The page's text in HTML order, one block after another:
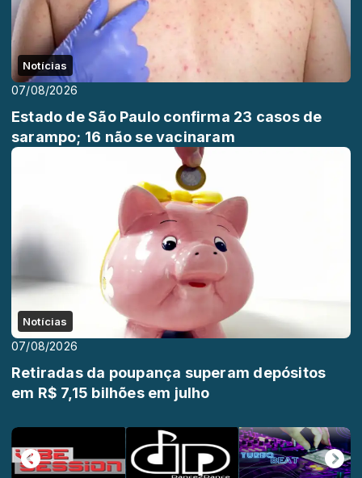
Notícias
07/08/2026
Estado de São Paulo confirma 23 casos de
sarampo; 16 não se vacinaram
Notícias
07/08/2026
Retiradas da poupança superam depósitos
em R$ 7,15 bilhões em julho